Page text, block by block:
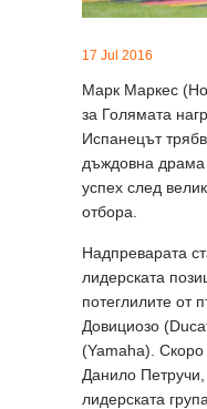
17 Jul 2016
Марк Маркес
за Голямата
Испанецът
дъждовна драма
успех след
отбора.
Надпреварата
лидерската
потеглилите от
Довициозо
(Yamaha).
Данило
лидерската